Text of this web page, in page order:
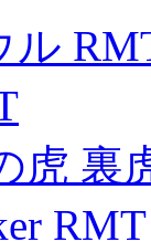
ル
虎 裏
RMT